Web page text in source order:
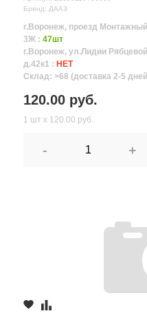
Бренд: ДААЗ
г.Воронеж, проезд
3Ж : 47шт
г.Воронеж, ул.Лидии Рябцевой
д.42к1 : НЕТ
Склад: >68 (доставка 2-5
120.00 руб.
1 шт х 120.00 руб.
- +